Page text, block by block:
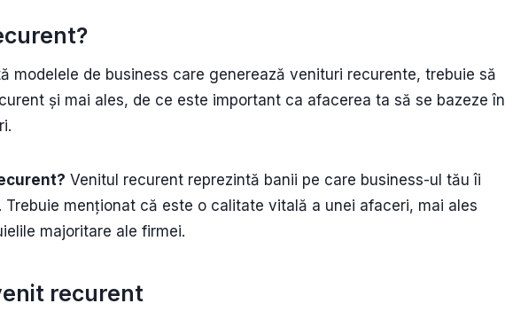
modelele de business care generează venituri recurente, trebuie să
și mai ales, de ce este important ca afacerea ta să se bazeze în
Venitul recurent reprezintă banii pe care business-ul tău îi
Trebuie menționat că este o calitate vitală a unei afaceri, mai ales
majoritare ale firmei.
recurent